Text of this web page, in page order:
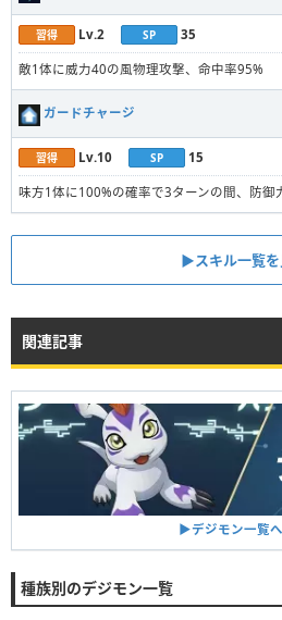
習得 Lv.2 SP 35
敵1体に威力40の風物理攻撃、命中率95%
ガードチャージ
習得 Lv.10 SP 15
味方1体に100%の確率で3ターンの間、防御
▶︎スキル一覧を
関連記事
▶︎デジモン一覧
種族別のデジモン一覧